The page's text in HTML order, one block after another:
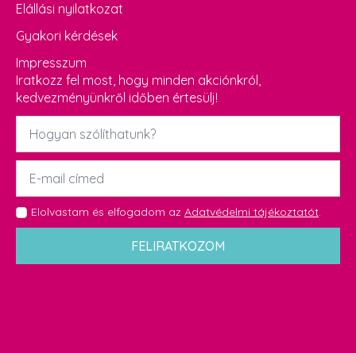
Elállási nyilatkozat
Gyakori kérdések
Impresszum
Iratkozz fel most, hogy minden akciónkról,
kedvezményünkről időben értesülj!
Név
Email
GDPR
*
Elolvastam és elfogadom az Adatvédelmi tájékoztatót.
FELIRATKOZOM